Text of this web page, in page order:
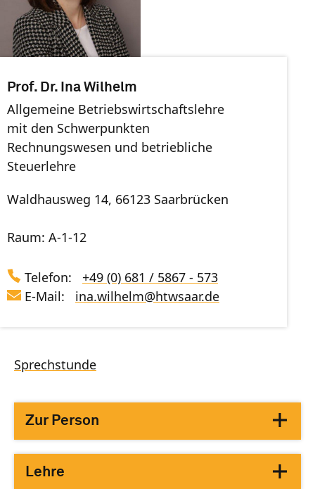
Prof. Dr. Ina Wilhelm
Allgemeine Betriebswirtschaftslehre
mit den Schwerpunkten
Rechnungswesen und betriebliche
Steuerlehre
Waldhausweg 14, 66123 Saarbrücken
Raum: A-1-12
Telefon:
+49 (0) 681 / 5867 - 573
E-Mail:
ina.wilhelm@htwsaar.de
Sprechstunde
Zur Person
Lehre